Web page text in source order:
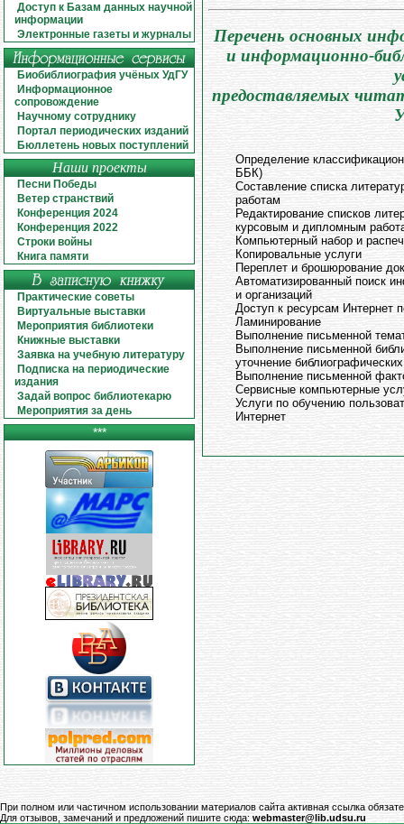
Доступ к Базам данных научной
информации
Электронные газеты и журналы
Биобиблиография учёных УдГУ
Информационное
сопровождение
Научному сотруднику
Портал периодических изданий
Бюллетень новых поступлений
Наши проекты
Песни Победы
Ветер странствий
Конференция 2024
Конференция 2022
Строки войны
Книга памяти
Практические советы
Виртуальные выставки
Мероприятия библиотеки
Книжные выставки
Заявка на учебную литературу
Подписка на периодические
издания
Задай вопрос библиотекарю
Мероприятия за день
***
Перечень основных
и информационно-
предоставляемых
Определение
ББК)
Составление списка
работам
Редактирование списков
курсовым и дипломным
Компьютерный набор и
Копировальные услуги
Переплет и брошюрование
Автоматизированный поиск
и организаций
Доступ к ресурсам Интернет
Ламинирование
Выполнение письменной
Выполнение письменной
уточнение
Выполнение письменной
Сервисные компьютерные
Услуги по обучению
Интернет
При полном или частичном использовании материалов сайта активная ссылка
Для отзывов, замечаний и предложений пишите сюда: webmaster@lib.udsu.ru